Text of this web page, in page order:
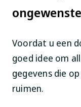
Voordat u een
goed idee om
gegevens die
ruimen.